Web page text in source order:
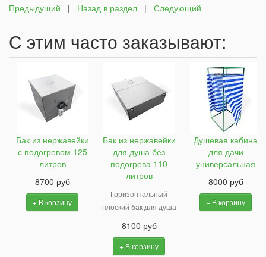
Предыдущий | Назад в раздел | Следующий
С этим часто заказывают:
Бак из нержавейки
с подогревом 125
литров
8700 руб
+ В корзину
Бак из нержавейки
для душа без
подогрева 110
литров
Горизонтальный
плоский бак для душа
8100 руб
+ В корзину
Душевая кабина
для дачи
универсальная
8000 руб
+ В корзину